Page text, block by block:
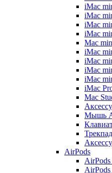
iMac
iMac
iMac
iMac
Mac
iMac
iMac
iMac
iMac
iMac
Mac
Мышь
AirPods
AirPods
AirPods